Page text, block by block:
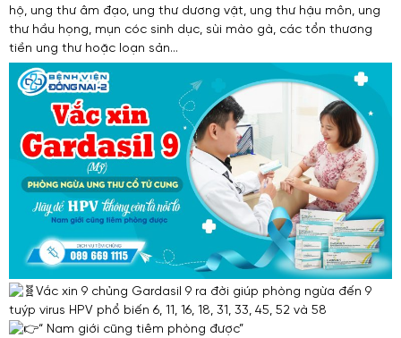
hộ, ung thư âm đạo, ung thư dương vật, ung thư hậu môn, ung
thư hầu họng, mụn cóc sinh dục, sùi mào gà, các tổn thương
tiền ung thư hoặc loạn sản…
Vắc xin 9 chủng Gardasil 9 ra đời giúp phòng ngừa đến 9
tuýp virus HPV phổ biến 6, 11, 16, 18, 31, 33, 45, 52 và 58
“ Nam giới cũng tiêm phòng được”